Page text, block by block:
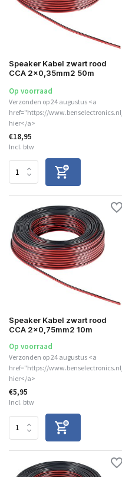
Speaker Kabel zwart rood
CCA 2x0,35mm2 50m
Op voorraad
Verzonden op 24 augustus <a
href="https://
hier</a>
€18,95
Incl. btw
Speaker Kabel zwart rood
CCA 2x0,75mm2 10m
Op voorraad
Verzonden op 24 augustus <a
href="https://
hier</a>
€5,95
Incl. btw